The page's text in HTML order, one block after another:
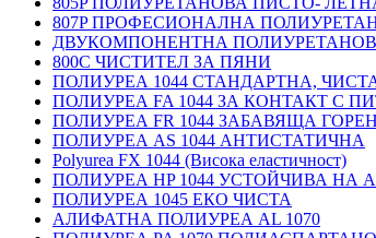
807P ПРОФЕСИОНАЛНА
ДВУКОМПОНЕНТНА
800C ЧИСТИТЕЛ ЗА ПЯНИ
ПОЛИУРЕА 1044 СТАНДАРТНА,
ПОЛИУРЕА FA 1044 ЗА КОНТАКТ С
ПОЛИУРЕА FR 1044 ЗАБАВЯЩА
ПОЛИУРЕА AS 1044 АНТИСТАТИЧНА
Polyurea FX 1044 (Висока еластичност)
ПОЛИУРЕА HP 1044 УСТОЙЧИВА НА
ПОЛИУРЕА 1045 ЕКО ЧИСТА
АЛИФАТНА ПОЛИУРЕА AL 1070